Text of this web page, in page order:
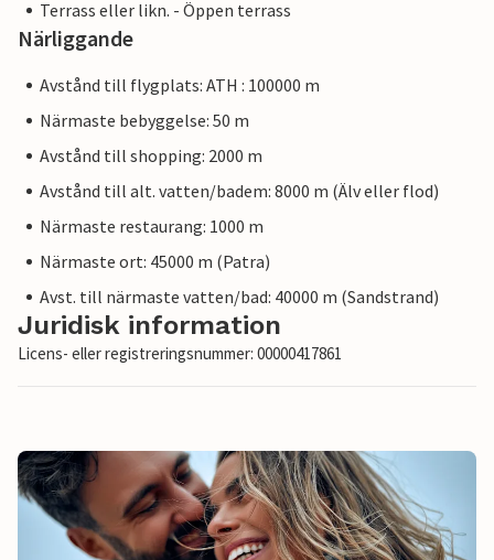
Terrass eller likn. - Öppen terrass
Närliggande
Avstånd till flygplats: ATH : 100000 m
Närmaste bebyggelse: 50 m
Avstånd till shopping: 2000 m
Avstånd till alt. vatten/badem: 8000 m (Älv eller flod)
Närmaste restaurang: 1000 m
Närmaste ort: 45000 m (Patra)
Avst. till närmaste vatten/bad: 40000 m (Sandstrand)
Juridisk information
Licens- eller registreringsnummer: 00000417861